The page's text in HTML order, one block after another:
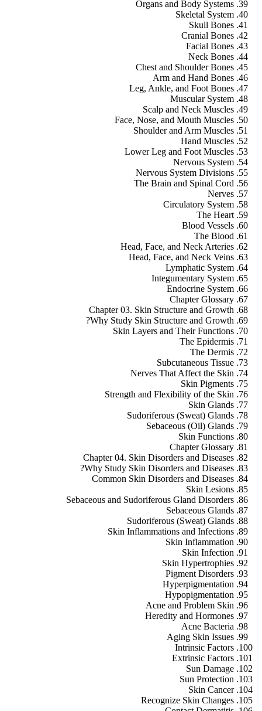
Organs and Body Systems
Skeletal System
Skull Bones
Cranial Bones
Facial Bones
Neck Bones
Chest and Shoulder Bones
Arm and Hand Bones
Leg, Ankle, and Foot Bones
Muscular System
Scalp and Neck Muscles
Face, Nose, and Mouth Muscles
Shoulder and Arm Muscles
Hand Muscles
Lower Leg and Foot Muscles
Nervous System
Nervous System Divisions
The Brain and Spinal Cord
Nerves
Circulatory System
The Heart
Blood Vessels
The Blood
Head, Face, and Neck Arteries
Head, Face, and Neck Veins
Lymphatic System
Integumentary System
Endocrine System
Chapter Glossary
Chapter 03. Skin Structure and Growth
Why Study Skin Structure and Growth?
Skin Layers and Their Functions
The Epidermis
The Dermis
Subcutaneous Tissue
Nerves That Affect the Skin
Skin Pigments
Strength and Flexibility of the Skin
Skin Glands
Sudoriferous (Sweat) Glands
Sebaceous (Oil) Glands
Skin Functions
Chapter Glossary
Chapter 04. Skin Disorders and Diseases
Why Study Skin Disorders and Diseases?
Common Skin Disorders and Diseases
Skin Lesions
Sebaceous and Sudoriferous Gland Disorders
Sebaceous Glands
Sudoriferous (Sweat) Glands
Skin Inflammations and Infections
Skin Inflammation
Skin Infection
Skin Hypertrophies
Pigment Disorders
Hyperpigmentation
Hypopigmentation
Acne and Problem Skin
Heredity and Hormones
Acne Bacteria
Aging Skin Issues
Intrinsic Factors
Extrinsic Factors
Sun Damage
Sun Protection
Skin Cancer
Recognize Skin Changes